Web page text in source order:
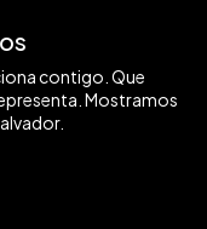
contigo. Que
Mostramos